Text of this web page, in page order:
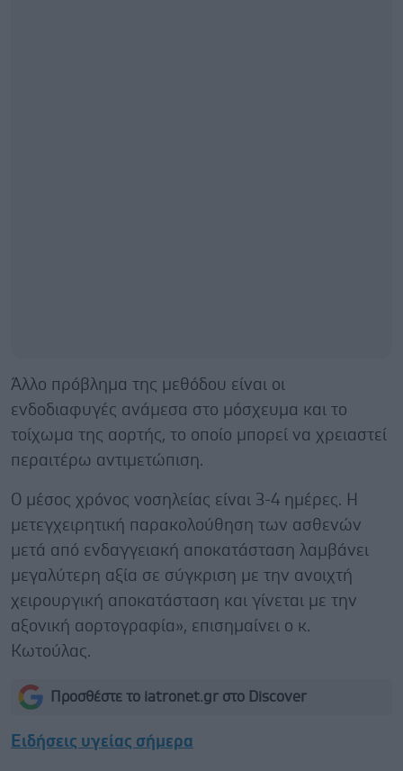
Άλλο πρόβλημα της μεθόδου είναι οι
ενδοδιαφυγές ανάμεσα στο μόσχευμα και το
τοίχωμα της αορτής, το οποίο μπορεί να χρειαστεί
περαιτέρω αντιμετώπιση.
Ο μέσος χρόνος νοσηλείας είναι 3-4 ημέρες. Η
μετεγχειρητική παρακολούθηση των ασθενών
μετά από ενδαγγειακή αποκατάσταση λαμβάνει
μεγαλύτερη αξία σε σύγκριση με την ανοιχτή
χειρουργική αποκατάσταση και γίνεται με την
αξονική αορτογραφία», επισημαίνει ο κ.
Κωτούλας.
Προσθέστε το iatronet.gr στο Discover
Ειδήσεις υγείας σήμερα